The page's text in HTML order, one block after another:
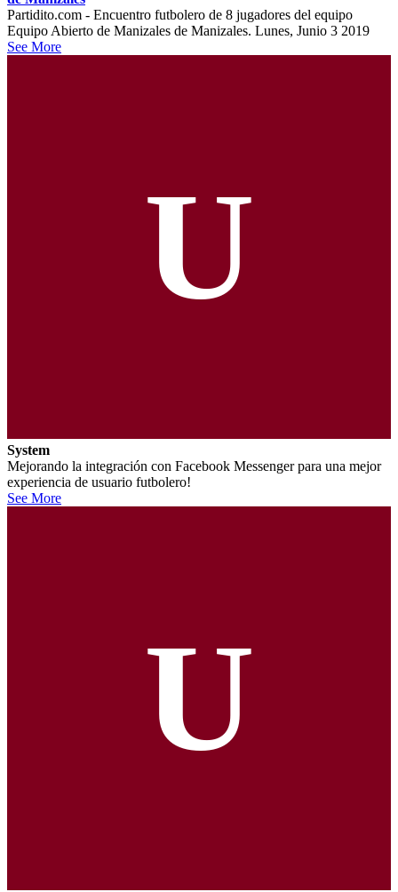
Partidito.com - Encuentro futbolero de 8 jugadores del equipo
Equipo Abierto de Manizales de Manizales. Lunes, Junio 3 2019
See More
U
System
Mejorando la integración con Facebook Messenger para una mejor
experiencia de usuario futbolero!
See More
U